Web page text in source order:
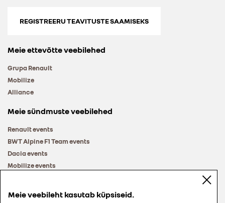
REGISTREERU TEAVITUSTE SAAMISEKS
Meie ettevõtte veebilehed
Grupa Renault
Mobilize
Alliance
Meie sündmuste veebilehed
Renault events
BWT Alpine F1 Team events
Dacia events
Mobilize events
Meie veebileht kasutab küpsiseid.